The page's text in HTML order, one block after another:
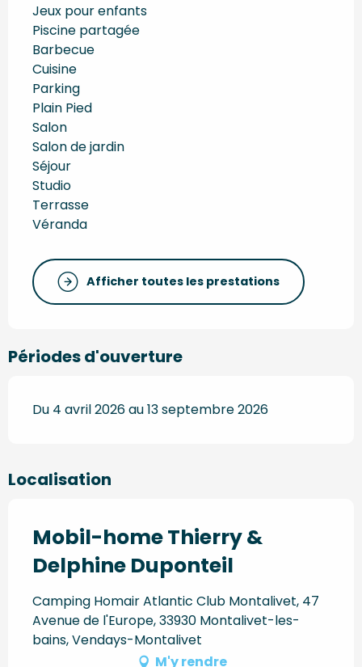
Jeux pour enfants
Piscine partagée
Barbecue
Cuisine
Parking
Plain Pied
Salon
Salon de jardin
Séjour
Studio
Terrasse
Véranda
Afficher toutes les prestations
Périodes d'ouverture
Du 4 avril 2026 au 13 septembre 2026
Localisation
Mobil-home Thierry &
Delphine Duponteil
Camping Homair Atlantic Club Montalivet, 47
Avenue de l'Europe, 33930 Montalivet-les-
bains, Vendays-Montalivet
M'y rendre